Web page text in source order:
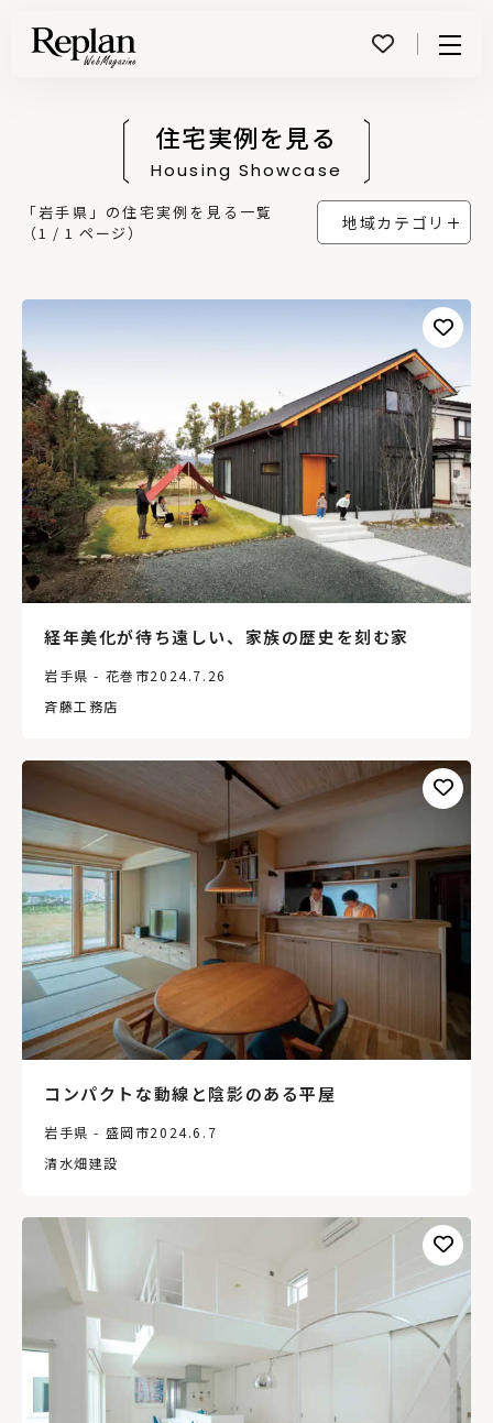
住宅実例を見る
Housing Showcase
「岩手県」の住宅実例を見る一覧
（1 / 1 ページ）
地域カテゴリ
経年美化が待ち遠しい、家族の歴史を刻む家
岩手県 - 花巻市2024.7.26
斉藤工務店
コンパクトな動線と陰影のある平屋
岩手県 - 盛岡市2024.6.7
清水畑建設